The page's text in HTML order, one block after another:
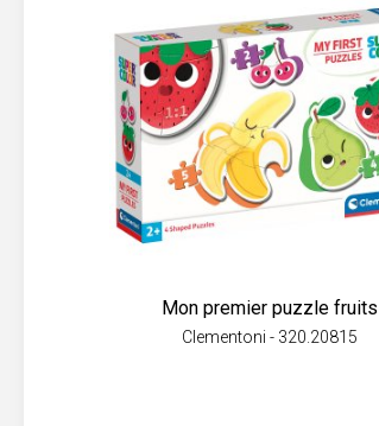
Mon premier puzzle fruits
Clementoni - 320.20815